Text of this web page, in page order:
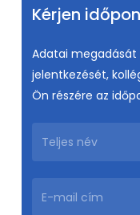
Kérjen
Adatai megadását
jelentkezését,
Ön részére az